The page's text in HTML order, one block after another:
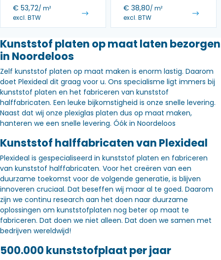
€ 53,72/ m²
excl. BTW
€ 38,80/ m²
excl. BTW
Kunststof platen op maat laten bezorgen
in Noordeloos
Zelf kunststof platen op maat maken is enorm lastig. Daarom
doet Plexideal dit graag voor u. Ons specialisme ligt immers bij
kunststof platen en het fabriceren van kunststof
halffabricaten. Een leuke bijkomstigheid is onze snelle levering.
Naast dat wij onze plexiglas platen dus op maat maken,
hanteren we een snelle levering. Óók in Noordeloos
Kunststof halffabricaten van Plexideal
Plexideal is gespecialiseerd in kunststof platen en fabriceren
van kunststof halffabricaten. Voor het creëren van een
duurzame toekomst voor de volgende generatie, is blijven
innoveren cruciaal. Dat beseffen wij maar al te goed. Daarom
zijn we continu research aan het doen naar duurzame
oplossingen om kunststofplaten nog beter op maat te
fabriceren. Dat doen we niet alleen. Dat doen we samen met
bedrijven wereldwijd!
500.000 kunststofplaat per jaar